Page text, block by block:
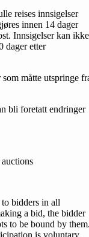
reises inn­sigelser
innen 14 dager
Innsigelser kan ikke
dager etter
måtte utspringe
bli foretatt endringer
bidders in all
a bid, the bidder
to be bound by
is voluntary.